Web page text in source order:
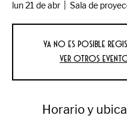
lun 21 de abr Sala de
Ya no es posible
Ver otros
Horario y